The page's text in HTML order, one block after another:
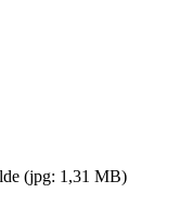
(jpg: 1,31 MB)